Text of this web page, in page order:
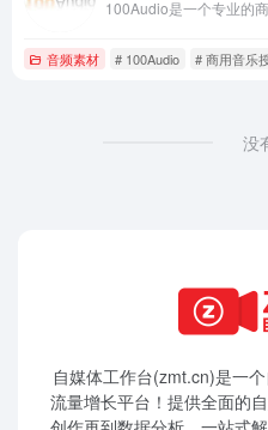
音频素材 # 100Audio # 商用音乐
没
自媒体工作台(zmt.cn)是一个
流量增长平台！提供全面的